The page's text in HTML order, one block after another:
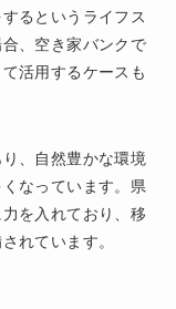
るというライフス
、空き家バンクで
活用するケースも
、自然豊かな環境
なっています。県
を入れており、移
れています。